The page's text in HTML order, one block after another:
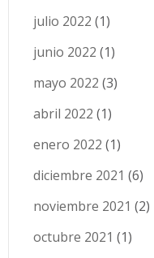
julio 2022 (1)
junio 2022 (1)
mayo 2022 (3)
abril 2022 (1)
enero 2022 (1)
diciembre 2021 (6)
noviembre 2021 (2)
octubre 2021 (1)